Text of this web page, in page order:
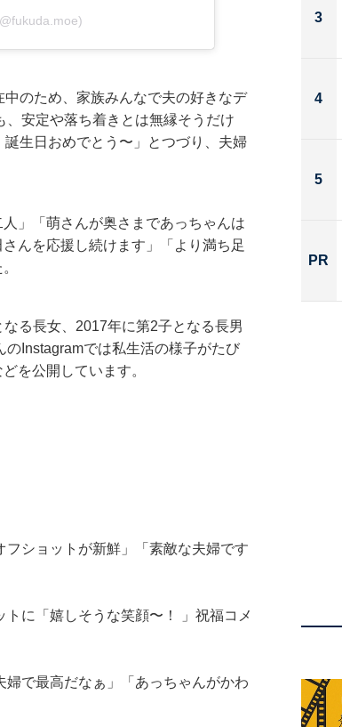
のため、家族みんなで夫の好きなデ
安定や落ち着きとは無縁そうだけ
生日おめでとう〜」とつづり、夫婦
」「萌さんが奥さまであっちゃんは
んを応援し続けます」「より満ち足
る長女、2017年に第2子となる長男
Instagramでは私生活の様子がたび
を公開しています。
ショットが新鮮」「素敵な夫婦です
に「嬉しそうな笑顔〜！ 」祝福コメ
で最高だなぁ」「あっちゃんがかわ
3
4
5
PR